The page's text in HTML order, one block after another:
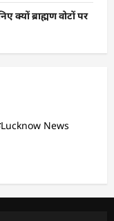
क्यों ब्राह्मण वोटों पर
Lucknow News